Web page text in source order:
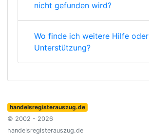
nicht gefunden wird?
Wo finde ich weitere Hilfe oder
Unterstützung?
handelsregisterauszug.de
© 2002 - 2026
handelsregisterauszug.de